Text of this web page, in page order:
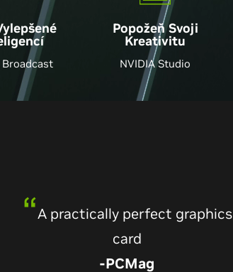
Broadcast
Popožeň Svoji
Kreativitu
NVIDIA Studio
A spectacular option
-PCWorld